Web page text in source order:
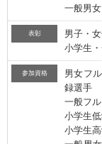
一般男
表彰
男子・
小学生
参加資格
男女フ
録選手
一般フ
小学生
小学生